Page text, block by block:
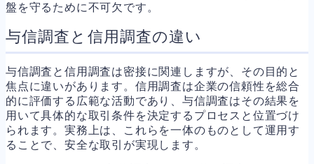
盤を守るために不可欠です。
与信調査と信用調査の違い
与信調査と信用調査は密接に関連しますが、その目的と
焦点に違いがあります。信用調査は企業の信頼性を総合
的に評価する広範な活動であり、与信調査はその結果を
用いて具体的な取引条件を決定するプロセスと位置づけ
られます。実務上は、これらを一体のものとして運用す
ることで、安全な取引が実現します。